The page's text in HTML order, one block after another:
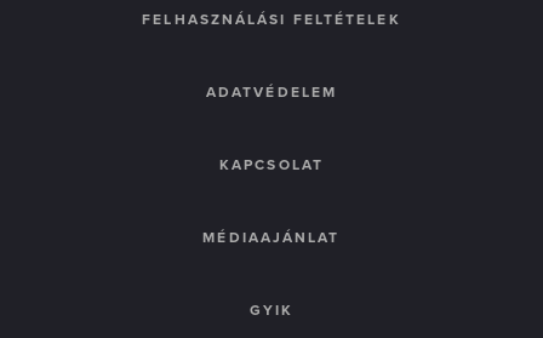
FELHASZNÁLÁSI FELTÉTELEK
ADATVÉDELEM
KAPCSOLAT
MÉDIAAJÁNLAT
GYIK